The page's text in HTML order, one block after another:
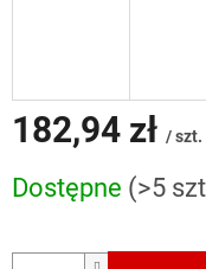
182,94 zł / szt.
jednostkowa:
Dostępne (>5